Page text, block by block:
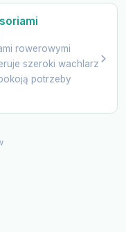
rowerowymi
szeroki wachlarz
potrzeby